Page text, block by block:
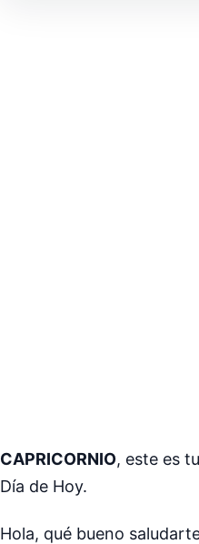
CAPRICORNIO, este es
Día de Hoy.
Hola, qué bueno